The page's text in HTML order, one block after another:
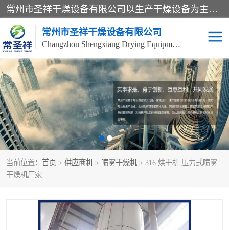
常州市圣祥干燥设备有限公司以生产干燥设备为主导产品，提供：干燥设备、干燥机、混合机、气流干燥机、烘箱、热风循环烘箱、沸腾干燥机、烘干机、喷雾干燥机等产品的生产、制造与销售服务。
常州市圣祥干燥设备有限公司
Changzhou Shengxiang Drying Equipment Co. , Ltd.
当前位置： 首页 > 供应商机 > 喷雾干燥机 > 316 烘干机 压力式喷雾
干燥机厂家
单锥真空干燥机 双锥真空干燥机
气流干燥机 滚筒刮板干燥机
干燥机 闪蒸干燥机
桨叶干燥机 高速混合机
粗粉碎机 带式干燥机